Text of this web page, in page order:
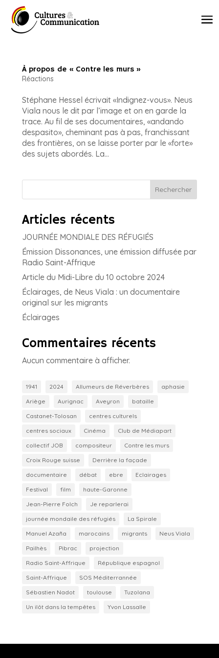
À propos de « Contre les murs »
Réactions
Stéphane Hessel écrivait «Indignez-vous». Neus
Viala nous le dit par l’image et on en garde la
trace. Au fil de ses documentaires, «andando
despasito», cheminant pas à pas, franchissant
des frontières, on se laisse porter par le «forte»
des sujets abordés. La...
Rechercher
Articles récents
JOURNÉE MONDIALE DES RÉFUGIÉS
Émission Dissonances, une émission diffusée par
Radio Saint-Affrique
Article du Midi-Libre du 10 octobre 2024
Éclairages, de Neus Viala : un documentaire
original sur les migrants
Éclairages
Commentaires récents
Aucun commentaire à afficher.
1941 2024 Allumeurs de Réverbères
aphasie
Ariège
Aurignac Aveyron
bataille
Castanet-Tolosan
centres culturels
centres sociaux
Cinéma
Club de Médiapart
collectif JOB
compositeur
Contre les murs
Croix Rouge suisse
Derrière la façade
documentaire
débat ebre
Eclairages
Festival
film
haute-Garonne
Jean-Pierre Folch
Je reparlerai
journée mondaile des réfugiés
La Spirale
Manuel Azaña
marocains migrants
Neus Viala
Pailhès
Pibrac
projection
Radio Saint-Affrique
République espagnol
Saint-Affrique
SOS Méditerrannée
Sébastien Nadot
toulouse
Tuzolana
Un ilôt dans la tempêtes
Yvon Lassalle